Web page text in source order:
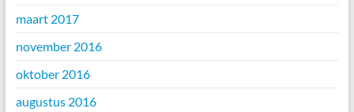
maart 2017
november 2016
oktober 2016
augustus 2016